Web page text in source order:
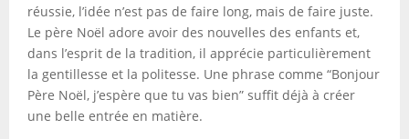
réussie, l’idée n’est pas de faire long, mais de faire juste.
Le père Noël adore avoir des nouvelles des enfants et,
dans l’esprit de la tradition, il apprécie particulièrement
la gentillesse et la politesse. Une phrase comme “Bonjour
Père Noël, j’espère que tu vas bien” suffit déjà à créer
une belle entrée en matière.